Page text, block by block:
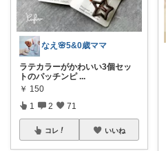
なえ🌸5&0歳ママ
ラテカラーがかわいい3個セッ
トのパッチンピ ...
￥ 150
1 2 71
コレ いいね